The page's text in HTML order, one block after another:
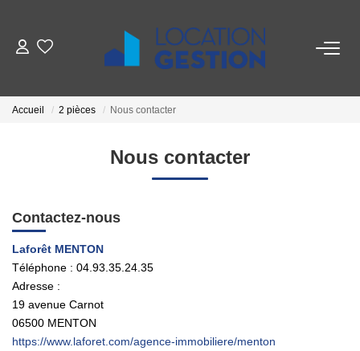
La Gestion Du Bien
NOTRE AGENCE
Accueil 2 pièces Nous contacter
Nous contacter
Contactez-nous
Laforêt MENTON
Téléphone : 04.93.35.24.35
Adresse :
19 avenue Carnot
06500 MENTON
https://www.laforet.com/agence-immobiliere/menton